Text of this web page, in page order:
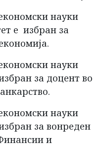
науки
е избран за
науки
за доцент во
науки
за вонреден
и